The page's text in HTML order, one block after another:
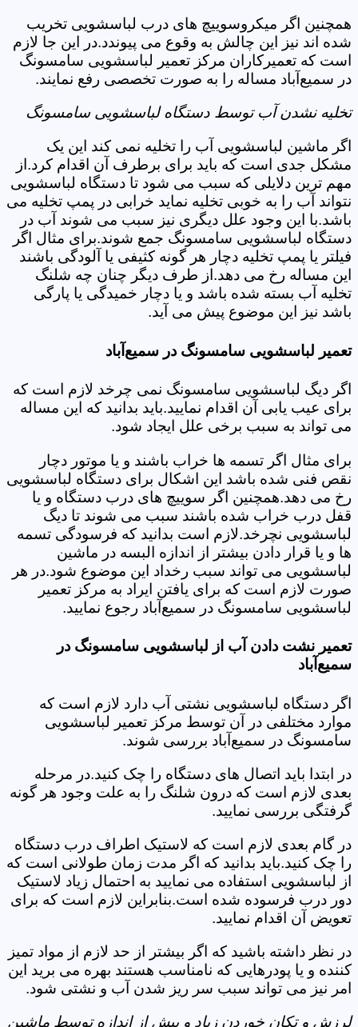
همچنین اگر میکروسوییچ های درب لباسشویی تخریب
شده اند نیز این چالش به وقوع می پیوندد.در این جا لازم
است که تعمیرکاران مرکز تعمیر لباسشویی سامسونگ
در سمیع‌آباد مساله را به صورت تخصصی رفع نمایند.
تخلیه نشدن آب توسط دستگاه لباسشویی سامسونگ
اگر ماشین لباسشویی آب را تخلیه نمی کند این یک
مشکل جدی است که باید برای برطرف آن اقدام کرد.از
مهم ترین دلایلی که سبب می شود تا دستگاه لباسشویی
نتواند آب را به خوبی تخلیه نماید خرابی در پمپ تخلیه می
باشد.با این وجود علل دیگری نیز سبب می شوند آب در
دستگاه لباسشویی سامسونگ جمع شوند.برای مثال اگر
فیلتر یا پمپ تخلیه دچار هر گونه کثیفی یا آلودگی باشند
این مساله رخ می دهد.از طرف دیگر چنان چه شلنگ
تخلیه آب بسته شده باشد و یا دچار خمیدگی یا پارگی
باشد نیز این موضوع پیش می آید.
تعمیر لباسشویی سامسونگ در سمیع‌آباد
اگر دیگ لباسشویی سامسونگ نمی چرخد لازم است که
برای عیب یابی آن اقدام نمایید.باید بدانید که این مساله
می تواند به سبب برخی علل ایجاد شود.
برای مثال اگر تسمه ها خراب باشند و یا موتور دچار
نقص فنی شده باشد این اشکال برای دستگاه لباسشویی
رخ می دهد.همچنین اگر سوییچ های درب دستگاه و یا
قفل درب خراب شده باشند سبب می شوند تا دیگ
لباسشویی نچرخد.لازم است بدانید که فرسودگی تسمه
ها و یا قرار دادن بیشتر از اندازه البسه در ماشین
لباسشویی می تواند سبب رخداد این موضوع شود.در هر
صورت لازم است که برای یافتن ایراد به مرکز تعمیر
لباسشویی سامسونگ در سمیع‌آباد رجوع نمایید.
تعمیر نشت دادن آب از لباسشویی سامسونگ در
سمیع‌آباد
اگر دستگاه لباسشویی نشتی آب دارد لازم است که
موارد مختلفی در آن توسط مرکز تعمیر لباسشویی
سامسونگ در سمیع‌آباد بررسی شوند.
در ابتدا باید اتصال های دستگاه را چک کنید.در مرحله
بعدی لازم است که درون شلنگ را به علت وجود هر گونه
گرفتگی بررسی نمایید.
در گام بعدی لازم است که لاستیک اطراف درب دستگاه
را چک کنید.باید بدانید که اگر مدت زمان طولانی است که
از لباسشویی استفاده می نمایید به احتمال زیاد لاستیک
دور درب فرسوده شده است.بنابراین لازم است که برای
تعویض آن اقدام نمایید.
در نظر داشته باشید که اگر بیشتر از حد لازم از مواد تمیز
کننده و یا پودرهایی که نامناسب هستند بهره می برید این
امر نیز می تواند سبب سر ریز شدن آب و نشتی شود.
لرزش و تکان خوردن زیاد و بیش از اندازه توسط ماشین